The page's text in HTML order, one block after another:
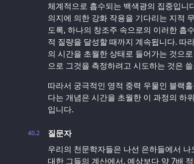
체계적으로 흡수되는 백색광의 집중입니
의지에 의한 강화 작용을 기다리는 지적
도록, 하나의 창조주 속으로의 이러한 흡
적 질량을 달성할 때까지 계속됩니다. 따
의 시간을 초월한 상태로 들어가는 것으
으로 그것을 측정하려고 시도하는 것은
따라서 궁극적인 영적 중력 우물인 블랙
다는 개념은 시간을 초월한 이 과정의 하
입니다.
40.2
질문자
우리의 천문학자들은 나선 은하들에서
대한 그들의 계산에서, 예상보다 약 7배